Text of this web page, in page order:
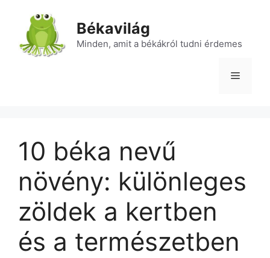
tartalomba
Békavilág
Minden, amit a békákról tudni érdemes
Menü
10 béka nevű
növény: különleges
zöldek a kertben
és a természetben